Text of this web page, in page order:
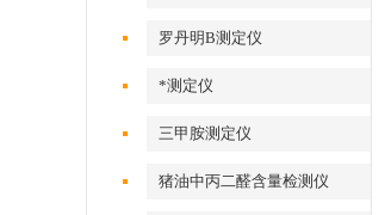
罗丹明B测定仪
*测定仪
三甲胺测定仪
猪油中丙二醛含量检测仪